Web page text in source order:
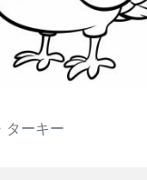
ターキー